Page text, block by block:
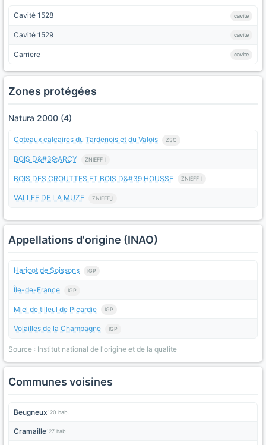
Cavité 1528 cavite
Cavité 1529 cavite
Carriere cavite
Zones protégées
Natura 2000 (4)
Coteaux calcaires du Tardenois et du Valois ZSC
BOIS D&#39;ARCY ZNIEFF_I
BOIS DES CROUTTES ET BOIS D&#39;HOUSSE ZNIEFF_I
VALLEE DE LA MUZE ZNIEFF_I
Appellations d'origine (INAO)
Haricot de Soissons IGP
Île-de-France IGP
Miel de tilleul de Picardie IGP
Volailles de la Champagne IGP
Source : Institut national de l'origine et de la qualite
Communes voisines
Beugneux120 hab.
Cramaille127 hab.